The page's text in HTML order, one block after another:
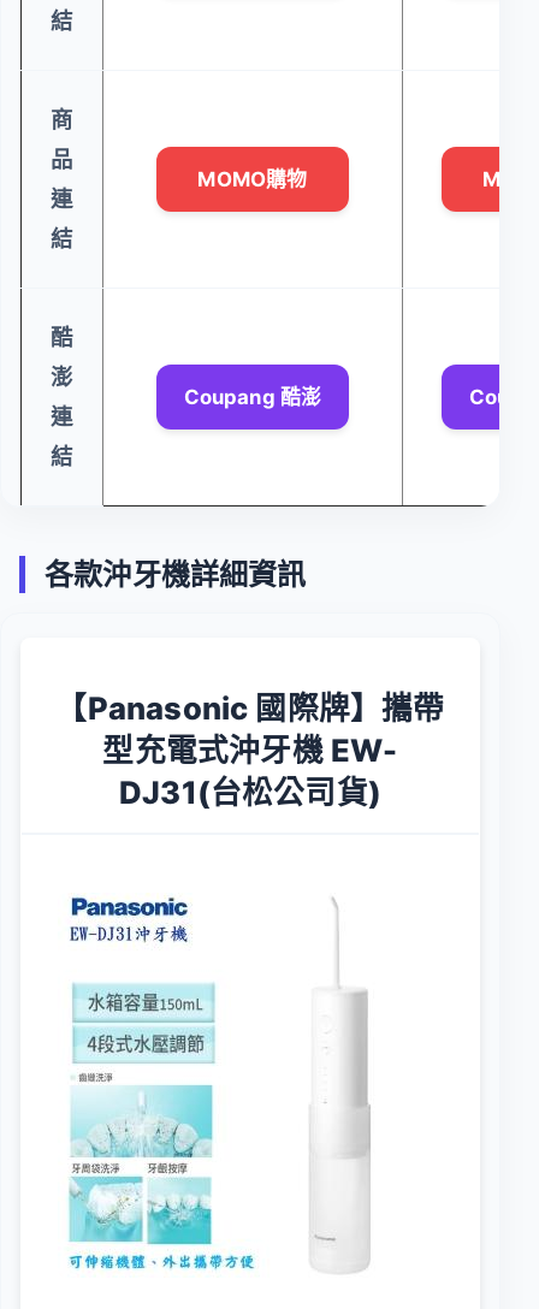
結
商
品
連
結
MOMO購物
酷
澎
連
結
Coupang 酷澎
各款沖牙機詳細資訊
【Panasonic 國際牌】攜帶
型充電式沖牙機 EW-
DJ31(台松公司貨)